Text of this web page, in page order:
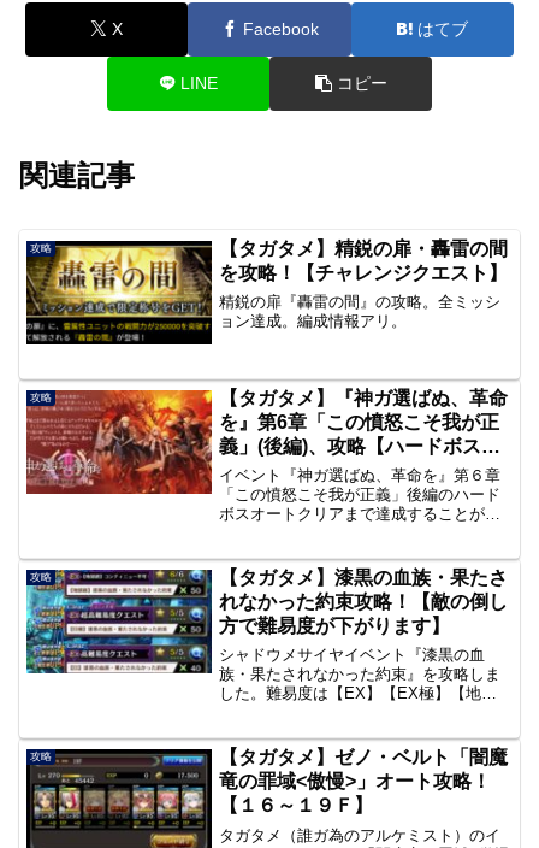
X Facebook はてブ
LINE コピー
関連記事
攻略
【タガタメ】精鋭の扉・轟雷の間
を攻略！【チャレンジクエスト】
精鋭の扉『轟雷の間』の攻略。全ミッシ
ョン達成。編成情報アリ。
攻略
【タガタメ】『神ガ選ばぬ、革命
を』第6章「この憤怒こそ我が正
義」(後編)、攻略【ハードボス・
サタン】
イベント『神ガ選ばぬ、革命を』第６章
「この憤怒こそ我が正義」後編のハード
ボスオートクリアまで達成することがで
攻略
【タガタメ】漆黒の血族・果たさ
れなかった約束攻略！【敵の倒し
方で難易度が下がります】
シャドウメサイヤイベント『漆黒の血
族・果たされなかった約束』を攻略しま
した。難易度は【EX】【EX極】【地獄
も？。以下。【EX】【EX極】【地獄
級】【EX】クエスト情報★...
攻略
【タガタメ】ゼノ・ベルト「闇魔
竜の罪域<傲慢>」オート攻略！
【１６～１９Ｆ】
タガタメ（誰ガ為のアルケミスト）のイ